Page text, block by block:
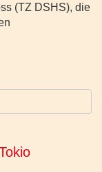
(TZ DSHS), die